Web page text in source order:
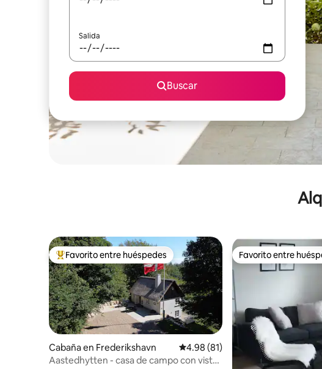
Salida
Buscar
Favorito entre huéspedes preferido
Favorito entre huéspedes
Cabaña en Frederikshavn Calificación promedio: 4.98 de 5,
4.98 (81)
Aastedhytten - casa de campo con vistas
Favorito entre
Favorito entre